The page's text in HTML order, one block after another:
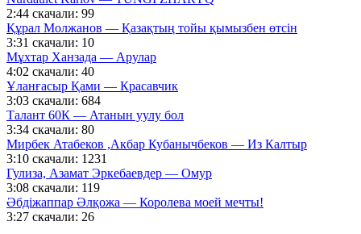
2:44 скачали: 99
Құрал Молжанов — Қазақтың тойы қымызбен өтсін
3:31 скачали: 10
Мұхтар Ханзада — Арулар
4:02 скачали: 40
Ұланғасыр Қами — Красавчик
3:03 скачали: 684
Талант 60К — Атанын уулу бол
3:34 скачали: 80
Мирбек Атабеков ,Акбар Кубанычбеков — Из Калтыр
3:10 скачали: 1231
Гулиза, Азамат Эркебаевдер — Омур
3:08 скачали: 119
Әбдіжаппар Әлқожа — Королева моей мечты!
3:27 скачали: 26